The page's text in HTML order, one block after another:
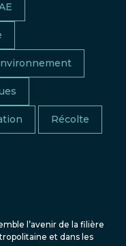
Récolte
l’avenir de la filière
et dans les